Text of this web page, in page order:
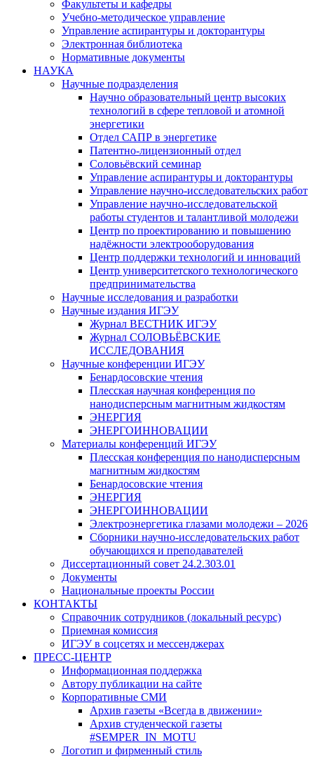
Факультеты и кафедры
Учебно-методическое управление
Управление аспирантуры и докторантуры
Электронная библиотека
Нормативные документы
НАУКА
Научные подразделения
Научно образовательный центр высоких
технологий в сфере тепловой и атомной
энергетики
Отдел САПР в энергетике
Патентно-лицензионный отдел
Соловьёвский семинар
Управление аспирантуры и докторантуры
Управление научно-исследовательских работ
Управление научно-исследовательской
работы студентов и талантливой молодежи
Центр по проектированию и повышению
надёжности электрооборудования
Центр поддержки технологий и инноваций
Центр университетского технологического
предпринимательства
Научные исследования и разработки
Научные издания ИГЭУ
Журнал ВЕСТНИК ИГЭУ
Журнал СОЛОВЬЁВСКИЕ
ИССЛЕДОВАНИЯ
Научные конференции ИГЭУ
Бенардосовские чтения
Плесская научная конференция по
нанодисперсным магнитным жидкостям
ЭНЕРГИЯ
ЭНЕРГОИННОВАЦИИ
Материалы конференций ИГЭУ
Плесская конференция по нанодисперсным
магнитным жидкостям
Бенардосовские чтения
ЭНЕРГИЯ
ЭНЕРГОИННОВАЦИИ
Электроэнергетика глазами молодежи – 2026
Сборники научно-исследовательских работ
обучающихся и преподавателей
Диссертационный совет 24.2.303.01
Документы
Национальные проекты России
КОНТАКТЫ
Cправочник сотрудников (локальный ресурс)
Приемная комиссия
ИГЭУ в соцсетях и мессенджерах
ПРЕСС-ЦЕНТР
Информационная поддержка
Автору публикации на сайте
Корпоративные СМИ
Архив газеты «Всегда в движении»
Архив студенческой газеты
#SEMPER_IN_MOTU
Логотип и фирменный стиль